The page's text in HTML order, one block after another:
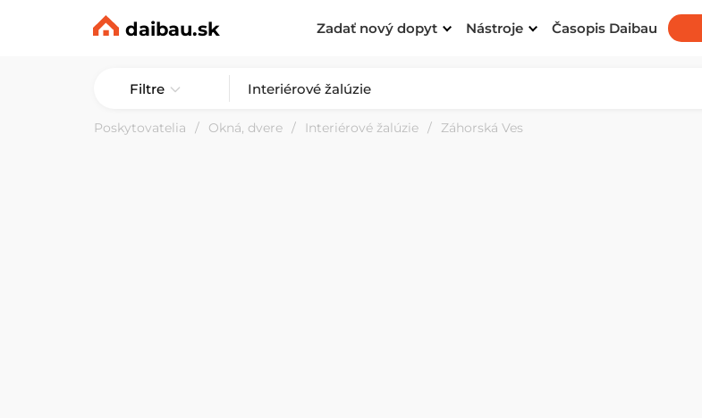
daibau.sk Zadať nový dopyt Nástroje Časopis Daibau
Filtre
Poskytovatelia Okná, dvere Interiérové žalúzie Záhorská Ves